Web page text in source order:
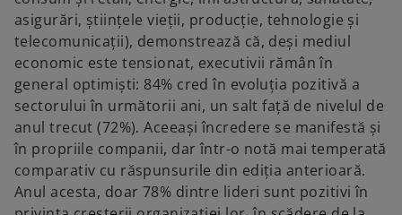
n
e
w
t
a
b
asigurări, științele vieții, producție, tehnologie și
telecomunicații), demonstrează că, deși mediul
economic este tensionat, executivii rămân în
general optimiști: 84% cred în evoluția pozitivă a
sectorului în următorii ani, un salt față de nivelul de
anul trecut (72%). Aceeași încredere se manifestă și
în propriile companii, dar într-o notă mai temperată
comparativ cu răspunsurile din ediția anterioară.
Anul acesta, doar 78% dintre lideri sunt pozitivi în